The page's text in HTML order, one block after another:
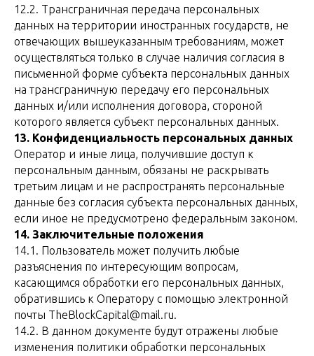
12.2. Трансграничная передача персональных
данных на территории иностранных государств, не
отвечающих вышеуказанным требованиям, может
осуществляться только в случае наличия согласия в
письменной форме субъекта персональных данных
на трансграничную передачу его персональных
данных и/или исполнения договора, стороной
которого является субъект персональных данных.
13. Конфиденциальность персональных данных
Оператор и иные лица, получившие доступ к
персональным данным, обязаны не раскрывать
третьим лицам и не распространять персональные
данные без согласия субъекта персональных данных,
если иное не предусмотрено федеральным законом.
14. Заключительные положения
14.1. Пользователь может получить любые
разъяснения по интересующим вопросам,
касающимся обработки его персональных данных,
обратившись к Оператору с помощью электронной
почты TheBlockCapital@mail.ru.
14.2. В данном документе будут отражены любые
изменения политики обработки персональных